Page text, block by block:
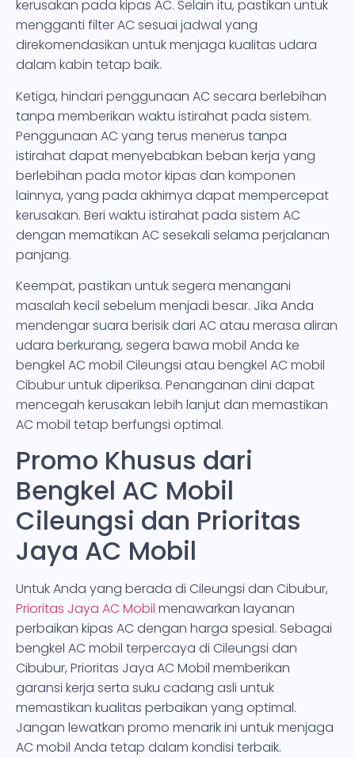
kerusakan pada kipas AC. Selain itu, pastikan untuk
mengganti filter AC sesuai jadwal yang
direkomendasikan untuk menjaga kualitas udara
dalam kabin tetap baik.
Ketiga, hindari penggunaan AC secara berlebihan
tanpa memberikan waktu istirahat pada sistem.
Penggunaan AC yang terus menerus tanpa
istirahat dapat menyebabkan beban kerja yang
berlebihan pada motor kipas dan komponen
lainnya, yang pada akhirnya dapat mempercepat
kerusakan. Beri waktu istirahat pada sistem AC
dengan mematikan AC sesekali selama perjalanan
panjang.
Keempat, pastikan untuk segera menangani
masalah kecil sebelum menjadi besar. Jika Anda
mendengar suara berisik dari AC atau merasa aliran
udara berkurang, segera bawa mobil Anda ke
bengkel AC mobil Cileungsi atau bengkel AC mobil
Cibubur untuk diperiksa. Penanganan dini dapat
mencegah kerusakan lebih lanjut dan memastikan
AC mobil tetap berfungsi optimal.
Promo Khusus dari
Bengkel AC Mobil
Cileungsi dan Prioritas
Jaya AC Mobil
Untuk Anda yang berada di Cileungsi dan Cibubur,
Prioritas Jaya AC Mobil menawarkan layanan
perbaikan kipas AC dengan harga spesial. Sebagai
bengkel AC mobil terpercaya di Cileungsi dan
Cibubur, Prioritas Jaya AC Mobil memberikan
garansi kerja serta suku cadang asli untuk
memastikan kualitas perbaikan yang optimal.
Jangan lewatkan promo menarik ini untuk menjaga
AC mobil Anda tetap dalam kondisi terbaik.